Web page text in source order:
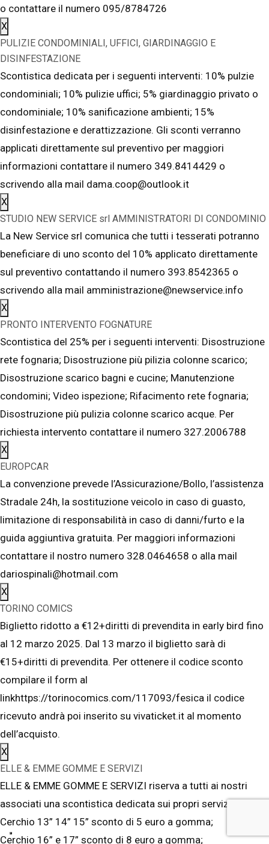
o contattare il numero 095/8784726
X
PULIZIE CONDOMINIALI, UFFICI, GIARDINAGGIO E
DISINFESTAZIONE
Scontistica dedicata per i seguenti interventi: 10% pulzie
condominiali; 10% pulizie uffici; 5% giardinaggio privato o
condominiale; 10% sanificazione ambienti; 15%
disinfestazione e derattizzazione. Gli sconti verranno
applicati direttamente sul preventivo per maggiori
informazioni contattare il numero 349.8414429 o
scrivendo alla mail dama.coop@outlook.it
X
STUDIO NEW SERVICE srl AMMINISTRATORI DI CONDOMINIO
La New Service srl comunica che tutti i tesserati potranno
beneficiare di uno sconto del 10% applicato direttamente
sul preventivo contattando il numero 393.8542365 o
scrivendo alla mail amministrazione@newservice.info
X
PRONTO INTERVENTO FOGNATURE
Scontistica del 25% per i seguenti interventi: Disostruzione
rete fognaria; Disostruzione più pilizia colonne scarico;
Disostruzione scarico bagni e cucine; Manutenzione
condomini; Video ispezione; Rifacimento rete fognaria;
Disostruzione più pulizia colonne scarico acque. Per
richiesta intervento contattare il numero 327.2006788
X
EUROPCAR
La convenzione prevede l’Assicurazione/Bollo, l’assistenza
Stradale 24h, la sostituzione veicolo in caso di guasto,
limitazione di responsabilità in caso di danni/furto e la
guida aggiuntiva gratuita. Per maggiori informazioni
contattare il nostro numero 328.0464658 o alla mail
dariospinali@hotmail.com
X
TORINO COMICS
Biglietto ridotto a €12+diritti di prevendita in early bird fino
al 12 marzo 2025. Dal 13 marzo il biglietto sarà di
€15+diritti di prevendita. Per ottenere il codice sconto
compilare il form al
linkhttps://torinocomics.com/117093/fesica il codice
ricevuto andrà poi inserito su vivaticket.it al momento
dell’acquisto.
X
ELLE & EMME GOMME E SERVIZI
ELLE & EMME GOMME E SERVIZI riserva a tutti ai nostri
associati una scontistica dedicata sui propri servizi:
Cerchio 13” 14” 15” sconto di 5 euro a gomma;
Cerchio 16” e 17” sconto di 8 euro a gomma;